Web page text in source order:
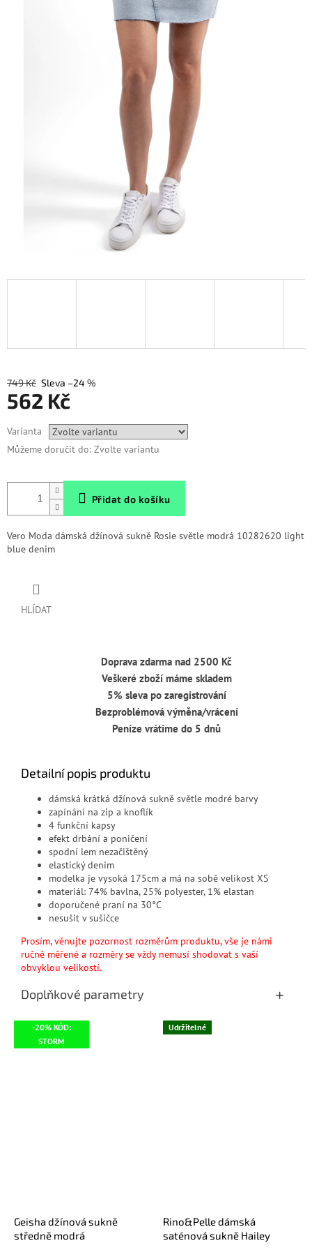
749 Kč –24 %
562 Kč
cena:
Varianta
Můžeme doručit do: Zvolte variantu
Přidat do košíku
Vero Moda dámská džínová sukně Rosie světle modrá 10282620 light
blue denim
HLÍDAT
Doprava zdarma nad 2500 Kč
Veškeré zboží máme skladem
5% sleva po zaregistrování
Bezproblémová výměna/vrácení
Peníze vrátíme do 5 dnů
Detailní popis produktu
dámská krátká džínová sukně světle modré barvy
zapínání na zip a knoflík
4 funkční kapsy
efekt drbání a poničení
spodní lem nezačištěný
elastický denim
modelka je vysoká 175cm a má na sobě velikost XS
materiál: 74% bavlna, 25% polyester, 1% elastan
doporučené praní na 30°C
nesušit v sušičce
Prosím, věnujte pozornost rozměrům produktu, vše je námi
ručně měřené a rozměry se vždy nemusí shodovat s vaší
obvyklou velikostí.
Doplňkové parametry
-20% KÓD:
STORM
Geisha džínová sukně
středně modrá
Udržitelné
Rino&Pelle dámská
saténová sukně Hailey